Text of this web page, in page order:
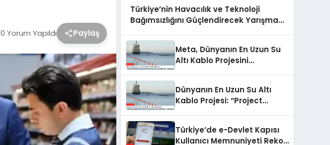
0 Yorum Yapıldı Paylaş
Türkiye’nin Havacılık ve Teknoloji
Bağımsızlığını Güçlendirecek Yarışma:
Meta, Dünyanın En Uzun Su
Altı Kablo Projesini
Dünyanın En Uzun Su Altı
Kablo Projesi: “Project
Türkiye’de e-Devlet Kapısı
Kullanıcı Memnuniyeti Rekor